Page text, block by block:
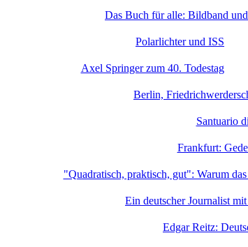
Das Buch für alle: Bildband
Polarlichter und ISS
Axel Springer zum 40. Todestag
Berlin,
Santuario
Frankfurt:
"Quadratisch, praktisch, gut": Warum
Ein deutscher Journalist
Edgar Reitz: